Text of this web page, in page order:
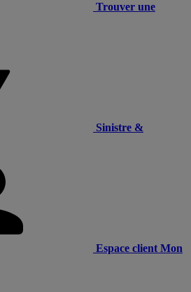
Trouver une
Sinistre &
Espace client Mon